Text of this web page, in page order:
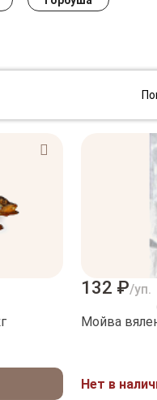
132 ₽/уп.
Мойва
Нет в